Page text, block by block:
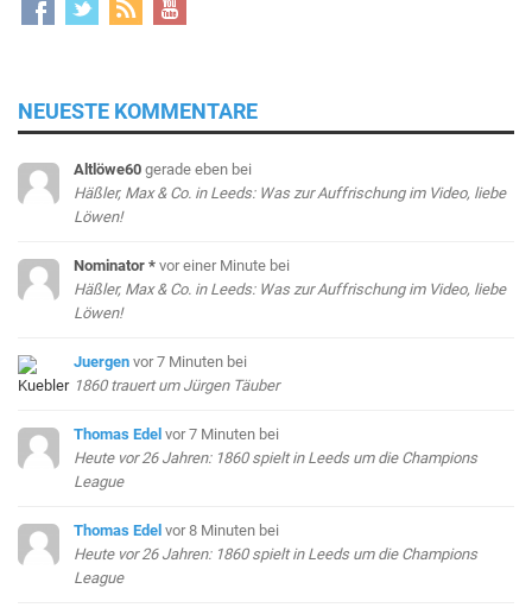
NEUESTE KOMMENTARE
Altlöwe60 gerade eben bei
Häßler, Max & Co. in Leeds: Was zur Auffrischung im Video, liebe
Löwen!
Nominator * vor einer Minute bei
Häßler, Max & Co. in Leeds: Was zur Auffrischung im Video, liebe
Löwen!
Juergen vor 7 Minuten bei
1860 trauert um Jürgen Täuber
Thomas Edel vor 7 Minuten bei
Heute vor 26 Jahren: 1860 spielt in Leeds um die Champions
League
Thomas Edel vor 8 Minuten bei
Heute vor 26 Jahren: 1860 spielt in Leeds um die Champions
League